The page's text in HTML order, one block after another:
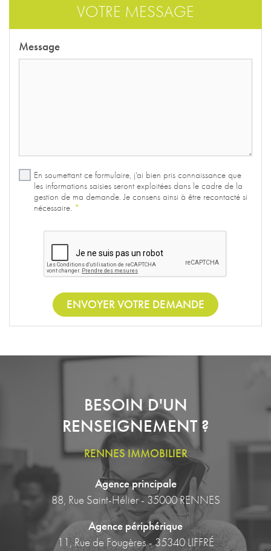
VOTRE MESSAGE
Message
En soumettant ce formulaire, j'ai bien pris connaissance que
les informations saisies seront exploitées dans le cadre de la
gestion de ma demande. Je consens ainsi à être recontacté si
nécessaire. *
ENVOYER VOTRE DEMANDE
BESOIN D'UN
RENSEIGNEMENT ?
RENNES IMMOBILIER
Agence principale
88, Rue Saint-Hélier - 35000 RENNES
Agence périphérique
11, Rue de Fougères - 35340 LIFFRÉ